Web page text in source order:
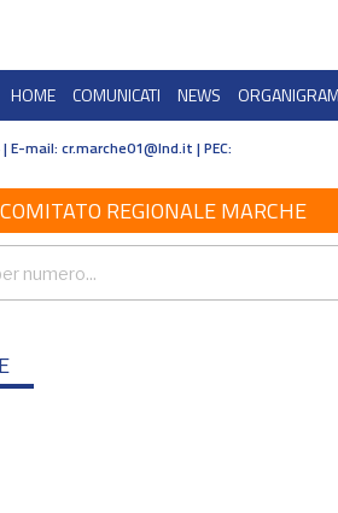
HOME
COMUNICATI NEWS
E-mail: cr.marche01@lnd.it | PEC:
COMITATO REGIONALE MARCHE